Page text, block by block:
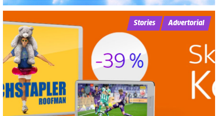
Stories Advertorial